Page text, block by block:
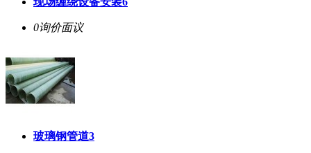
0询价面议
玻璃钢管道3